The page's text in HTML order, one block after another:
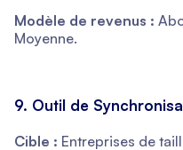
Modèle de revenus :
Moyenne.
9. Outil de
Cible : Entreprises de